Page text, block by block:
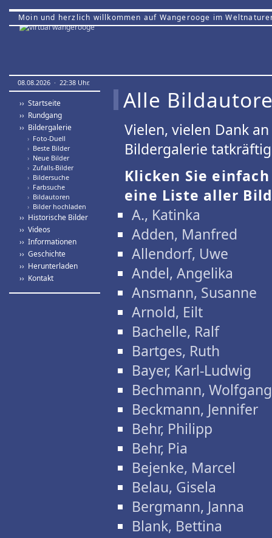
Moin und herzlich willkommen auf Wangerooge im
08.08.2026 · 22:38 Uhr.
›› Startseite
›› Rundgang
›› Bildergalerie
› Foto-Duell
› Beste Bilder
› Neue Bilder
› Zufalls-Bilder
› Bildersuche
› Farbsuche
› Bildautoren
› Bilder hochladen
›› Historische Bilder
›› Videos
›› Informationen
›› Geschichte
›› Herunterladen
›› Kontakt
Alle
Vielen, vielen Dank
Bildergalerie
Klicken Sie
eine Liste aller
A., Katinka
Adden, Manfred
Allendorf, Uwe
Andel, Angelika
Ansmann, Susanne
Arnold, Eilt
Bachelle, Ralf
Bartges, Ruth
Bayer, Karl-Ludwig
Bechmann, Wolfgang
Beckmann, Jennifer
Behr, Philipp
Behr, Pia
Bejenke, Marcel
Belau, Gisela
Bergmann, Janna
Blank, Bettina